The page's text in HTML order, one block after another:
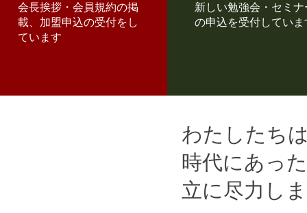
​会長挨拶・会員規約の掲
載、加盟申込の受付をし
ています
新しい勉強会・セミナ
の申込を受付していま
わたしたち
時代にあっ
立に尽力し